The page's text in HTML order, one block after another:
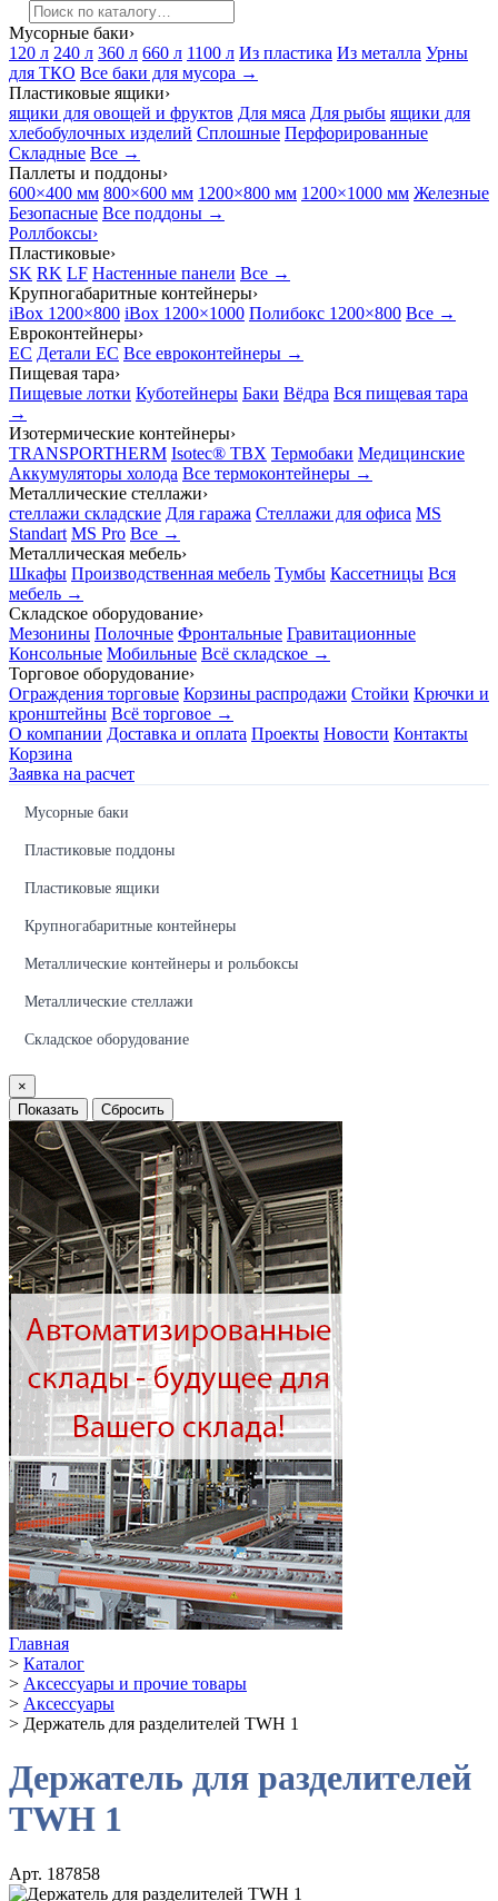
Мусорные баки›
120 л 240 л 360 л 660 л 1100 л Из пластика Из металла Урны
для ТКО Все баки для мусора →
Пластиковые ящики›
ящики для овощей и фруктов Для мяса Для рыбы ящики для
хлебобулочных изделий Сплошные Перфорированные
Складные Все →
Паллеты и поддоны›
600×400 мм 800×600 мм 1200×800 мм 1200×1000 мм Железные
Безопасные Все поддоны →
Роллбоксы›
Пластиковые›
SK RK LF Настенные панели Все →
Крупногабаритные контейнеры›
iBox 1200×800 iBox 1200×1000 Полибокс 1200×800 Все →
Евроконтейнеры›
EC Детали EC Все евроконтейнеры →
Пищевая тара›
Пищевые лотки Куботейнеры Баки Вёдра Вся пищевая тара
→
Изотермические контейнеры›
TRANSPORTHERM Isotec® TBX Термобаки Медицинские
Аккумуляторы холода Все термоконтейнеры →
Металлические стеллажи›
стеллажи складские Для гаража Стеллажи для офиса MS
Standart MS Pro Все →
Металлическая мебель›
Шкафы Производственная мебель Тумбы Кассетницы Вся
мебель →
Складское оборудование›
Мезонины Полочные Фронтальные Гравитационные
Консольные Мобильные Всё складское →
Торговое оборудование›
Ограждения торговые Корзины распродажи Стойки Крючки и
кронштейны Всё торговое →
О компании Доставка и оплата Проекты Новости Контакты
Корзина
Заявка на расчет
Мусорные баки
Пластиковые поддоны
Пластиковые ящики
Крупногабаритные контейнеры
Металлические контейнеры и рольбоксы
Металлические стеллажи
Складское оборудование
×
Показать
Сбросить
Главная
> Каталог
> Аксессуары и прочие товары
> Аксессуары
> Держатель для разделителей TWH 1
Держатель для разделителей
TWH 1
Арт. 187858